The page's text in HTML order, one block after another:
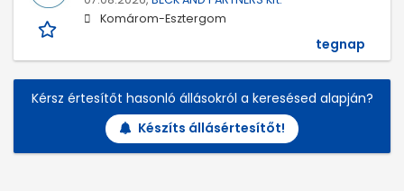
Komárom-Esztergom
tegnap
Kérsz értesítőt hasonló állásokról a keresésed alapján?
Készíts állásértesítőt!